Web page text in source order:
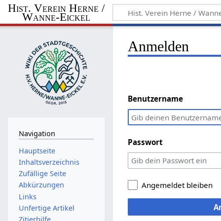
Hist. Verein Herne /
Wanne-Eickel
Anmelden
Benutzername
Passwort
Angemeldet bleiben
Navigation
Hauptseite
Inhaltsverzeichnis
Zufällige Seite
Abkürzungen
Links
Unfertige Artikel